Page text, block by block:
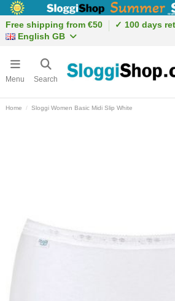
Free shipping from €50
✓ 100 days
English GB
Menu Search
Home Sloggi Women Basic Midi Slip White